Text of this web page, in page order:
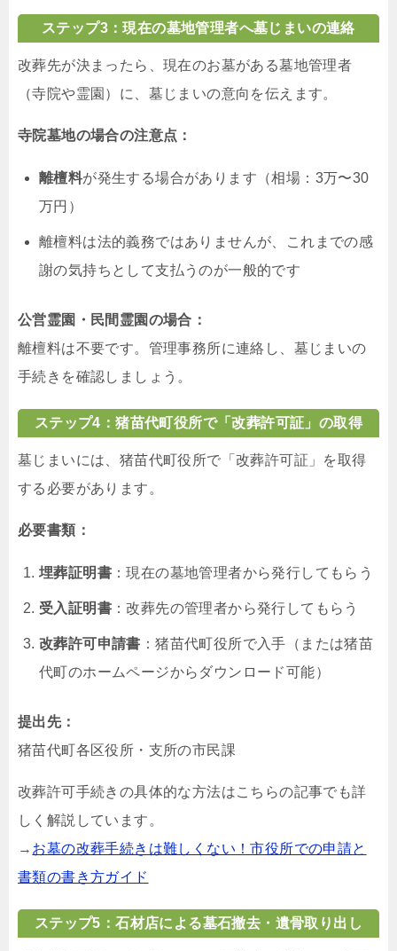
ステップ3：現在の墓地管理者へ墓じまいの連絡
改葬先が決まったら、現在のお墓がある墓地管理者
（寺院や霊園）に、墓じまいの意向を伝えます。
寺院墓地の場合の注意点：
離檀料が発生する場合があります（相場：3万〜30
万円）
離檀料は法的義務ではありませんが、これまでの感
謝の気持ちとして支払うのが一般的です
公営霊園・民間霊園の場合：
離檀料は不要です。管理事務所に連絡し、墓じまいの
手続きを確認しましょう。
ステップ4：猪苗代町役所で「改葬許可証」の取得
墓じまいには、猪苗代町役所で「改葬許可証」を取得
する必要があります。
必要書類：
埋葬証明書 ：現在の墓地管理者から発行してもらう
受入証明書 ：改葬先の管理者から発行してもらう
改葬許可申請書 ：猪苗代町役所で入手（または猪苗
代町のホームページからダウンロード可能）
提出先：
猪苗代町各区役所・支所の市民課
改葬許可手続きの具体的な方法はこちらの記事でも詳
しく解説しています。
→ お墓の改葬手続きは難しくない！市役所での申請と
書類の書き方ガイド
ステップ5：石材店による墓石撤去・遺骨取り出し